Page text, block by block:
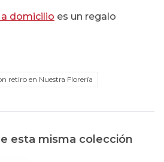
domicilio es un regalo
retiro en Nuestra Florería
esta misma colección